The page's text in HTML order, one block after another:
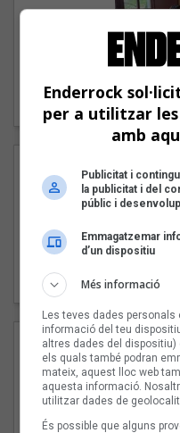
"Lo
Pep Álvarez amb
Enderrock
per a utilitzar les
amb
Publicitat i
la publicitat i del
públic i
Emmagatzemar
d’un dispositiu
Més informació
Les teves dades
informació del teu
altres dades del dispositiu)
els quals també podran
mateix, aquest lloc web
aquesta informació.
utilitzar dades de
És possible que alguns